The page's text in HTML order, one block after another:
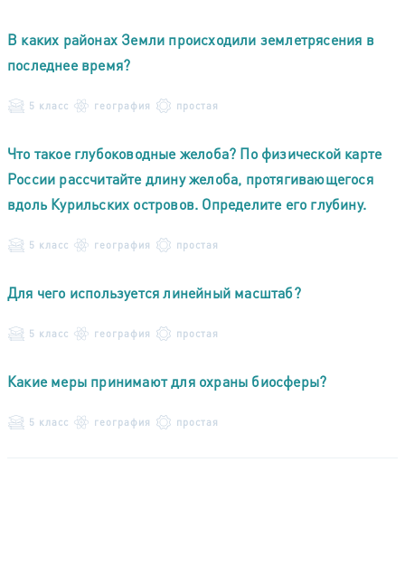
В каких районах Земли происходили землетрясения в
последнее время?
5 класс география простая
Что такое глубоководные желоба? По физической карте
России рассчитайте длину желоба, протягивающегося
вдоль Курильских островов. Определите его глубину.
5 класс география простая
Для чего используется линейный масштаб?
5 класс география простая
Какие меры принимают для охраны биосферы?
5 класс география простая